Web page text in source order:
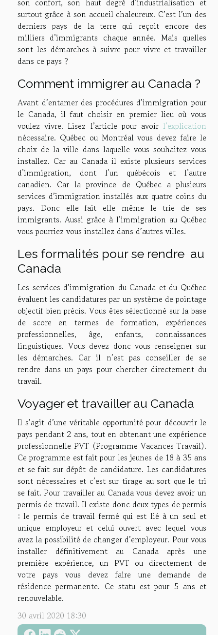
son confort, son haut degré d’industrialisation et
surtout grâce à son accueil chaleureux. C’est l’un des
derniers pays de la terre qui reçoit encore des
milliers d’immigrants chaque année. Mais quelles
sont les démarches à suivre pour vivre et travailler
dans ce pays ?
Comment immigrer au Canada ?
Avant d’entamer des procédures d’immigration pour
le Canada, il faut choisir en premier lieu où vous
voulez vivre. Lisez l’article pour avoir l’explication
nécessaire. Québec ou Montréal vous devez faire le
choix de la ville dans laquelle vous souhaitez vous
installez. Car au Canada il existe plusieurs services
d’immigration, dont l’un québécois et l’autre
canadien. Car la province de Québec a plusieurs
services d’immigration installés aux quatre coins du
pays. Donc elle fait elle même le trie de ses
immigrants. Aussi grâce à l’immigration au Québec
vous pourriez vous installez dans d’autres villes.
Les formalités pour se rendre au
Canada
Les services d’immigration du Canada et du Québec
évaluent les candidatures par un système de pointage
objectif bien précis. Vous êtes sélectionné sur la base
de score en termes de formation, expériences
professionnelles, âge, enfants, connaissances
linguistiques. Vous devez donc vous renseigner sur
les démarches. Car il n’est pas conseiller de se
rendre dans un pays pour chercher directement du
travail.
Voyager et travailler au Canada
Il s’agit d’une véritable opportunité pour découvrir le
pays pendant 2 ans, tout en obtenant une expérience
professionnelle PVT (Programme Vacances Travail).
Ce programme est fait pour les jeunes de 18 à 35 ans
et se fait sur dépôt de candidature. Les candidatures
sont nécessaires et c’est sur tirage au sort que le tri
se fait. Pour travailler au Canada vous devez avoir un
permis de travail. Il existe donc deux types de permis
: le permis de travail fermé qui est lié à un seul et
unique employeur et celui ouvert avec lequel vous
avez la possibilité de changer d’employeur. Pour vous
installer définitivement au Canada après une
première expérience, un PVT ou directement de
votre pays vous devez faire une demande de
résidence permanente. Ce statu est pour 5 ans et
renouvelable.
30 avril 2020 18:30